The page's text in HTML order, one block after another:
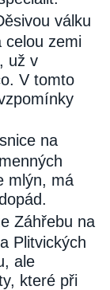
válku
celou zemi
už v
V tomto
na
mlýn, má
Záhřebu na
Plitvických
ale
které při